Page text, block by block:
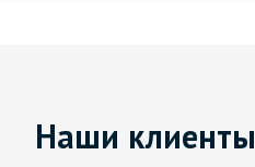
Наши клиенты